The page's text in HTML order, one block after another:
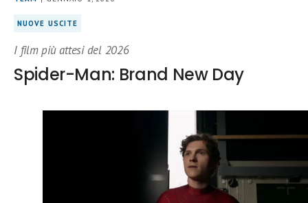
NUOVE USCITE
I film più attesi del 2026
Spider-Man: Brand New Day